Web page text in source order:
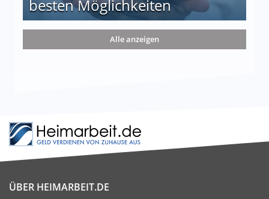
besten Möglichkeiten
die 15 besten Möglichkeiten
Alle anzeigen
ÜBER HEIMARBEIT.DE